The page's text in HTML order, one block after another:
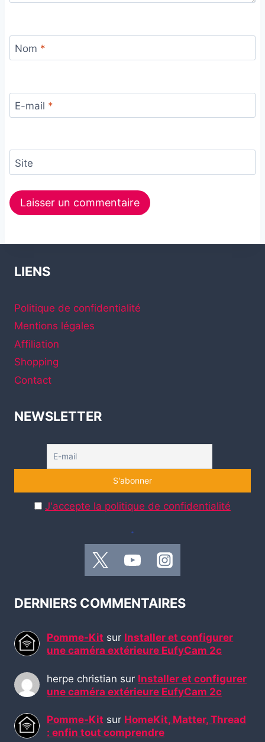
Nom *
E-mail *
Site
LIENS
Politique de confidentialité
Mentions légales
Affiliation
Shopping
Contact
NEWSLETTER
J'accepte la politique de confidentialité
.
DERNIERS COMMENTAIRES
Pomme-Kit sur Installer et configurer
une caméra extérieure EufyCam 2c
herpe christian sur Installer et configurer
une caméra extérieure EufyCam 2c
Pomme-Kit sur HomeKit, Matter, Thread
: enfin tout comprendre